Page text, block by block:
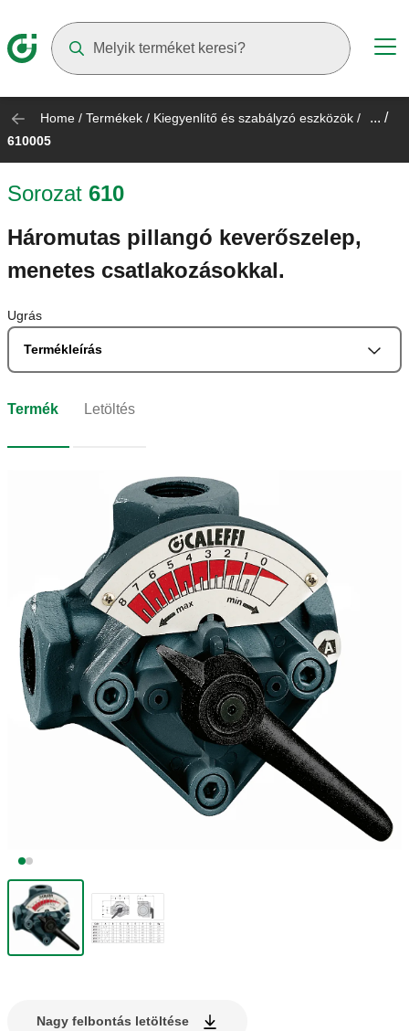
Home / Termékek / Kiegyenlítő és szabályzó eszközök / ... /
610005
Sorozat 610
Háromutas pillangó keverőszelep,
menetes csatlakozásokkal.
Ugrás
Termékleírás
Termék Letöltés
Nagy felbontás letöltése